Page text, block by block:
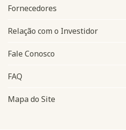
Fornecedores
Relação com o Investidor
Fale Conosco
FAQ
Mapa do Site